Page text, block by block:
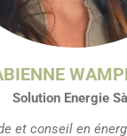
Solution Energie
et conseil en